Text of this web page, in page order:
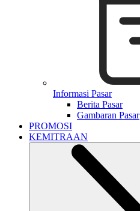
Informasi Pasar
Berita Pasar
Gambaran Pasar
PROMOSI
KEMITRAAN